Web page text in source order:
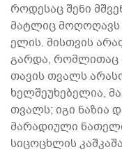
როდესაც შენი
მატლიც მოღოღავს
ელის. მისთვის
გარდა, რომლითაც
თავის თვალს
ხელშეუხებელია,
თვალს; იგი ნაზია
მარადიული
სიცოცხლის